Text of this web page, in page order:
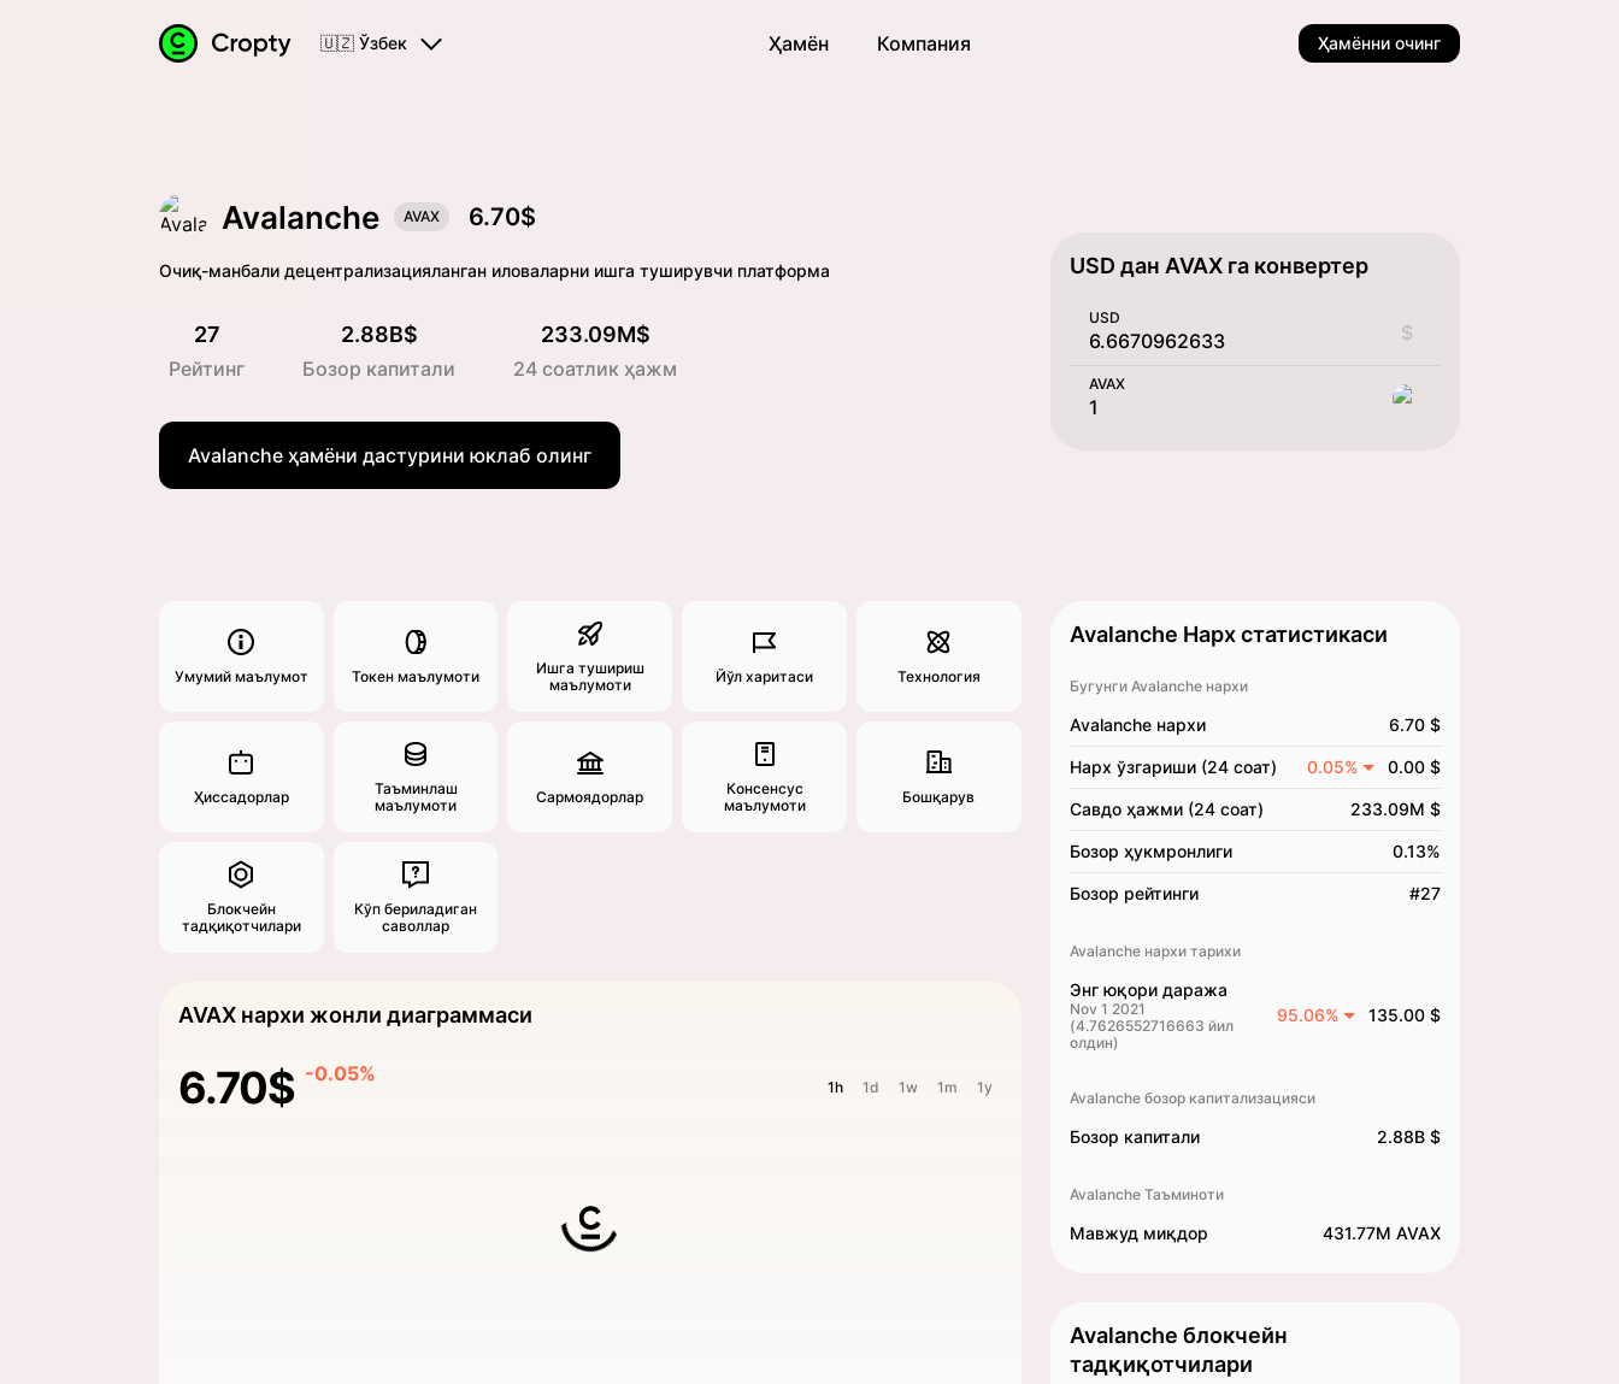
🇺🇿 Ўзбек Ҳамён Компания Ҳамённи очинг
Avalanche AVAX 6.70$
Очиқ-манбали децентрализацияланган иловаларни ишга туширувчи платформа
27
Рейтинг
2.88B$
Бозор капитали
233.09M$
24 соатлик ҳажм
Avalanche ҳамёни дастурини юклаб олинг
Умумий маълумот Токен маълумоти
Ишга тушириш
маълумоти
Йўл харитаси Технология
Ҳиссадорлар
Таъминлаш
маълумоти
Сармоядорлар
Консенсус
маълумоти
Бошқарув
Блокчейн
тадқиқотчилари
Кўп бериладиган
саволлар
AVAX нархи жонли диаграммаси
6.70$ -0.05%
1h 1d 1w 1m 1y
USD дан AVAX га конвертер
USD
$
AVAX
Avalanche Нарх статистикаси
Бугунги Avalanche нархи
Avalanche нархи 6.70 $
Нарх ўзгариши (24 соат) 0.05% 0.00 $
Савдо ҳажми (24 соат) 233.09M $
Бозор ҳукмронлиги 0.13%
Бозор рейтинги #27
Avalanche нархи тарихи
Энг юқори даража
Nov 1 2021
(4.7626552716663 йил
олдин)
95.06% 135.00 $
Avalanche бозор капитализацияси
Бозор капитали 2.88B $
Avalanche Таъминоти
Мавжуд миқдор 431.77M AVAX
Avalanche блокчейн
тадқиқотчилари